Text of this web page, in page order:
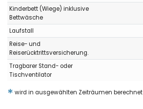
Kinderbett (Wiege) inklusive
Bettwäsche
Laufstall
Reise- und
Reiserücktrittsversicherung.
Tragbarer Stand- oder
Tischventilator
* wird in ausgewählten Zeiträumen berechnet